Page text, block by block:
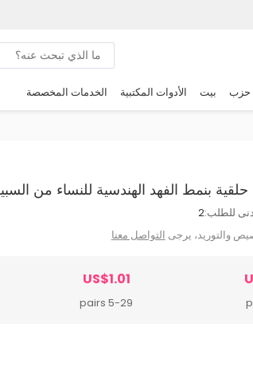
حزب بيت الأدوات المكتبية الخدمات المخصصة
للطلب:2
والتوريد، يرجى التواصل معنا
US$1.01
5-29 pairs